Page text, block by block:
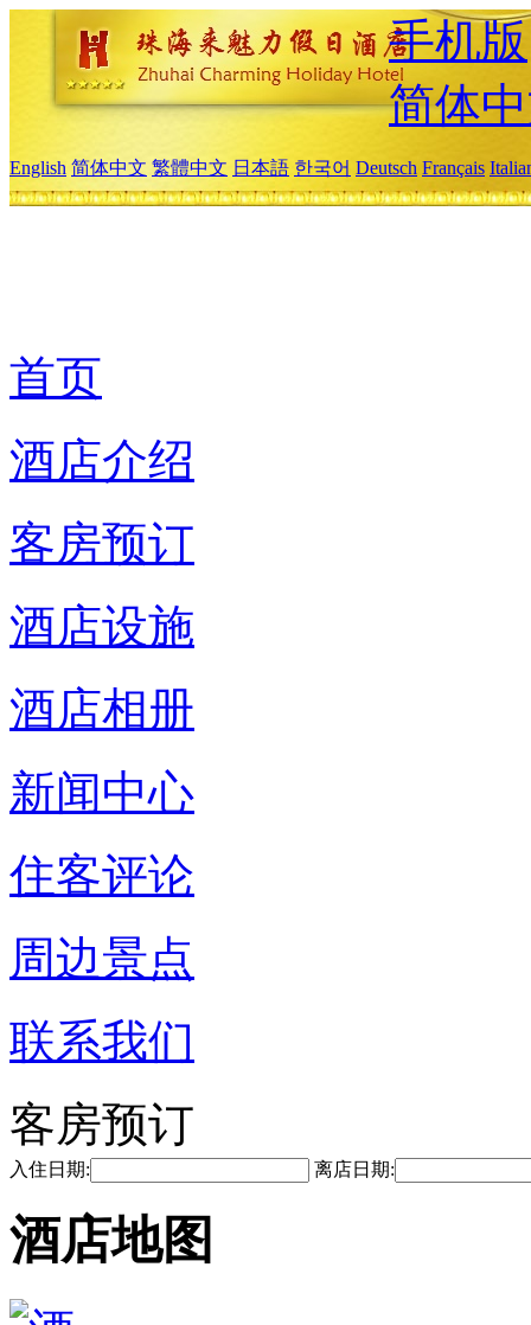
手机版
简体
English 简体中文 繁體中文 日本語 한국어 Deutsch Français
首页
酒店介绍
客房预订
酒店设施
酒店相册
新闻中心
住客评论
周边景点
联系我们
客房预订
入住日期: 离店日期:
酒店地图